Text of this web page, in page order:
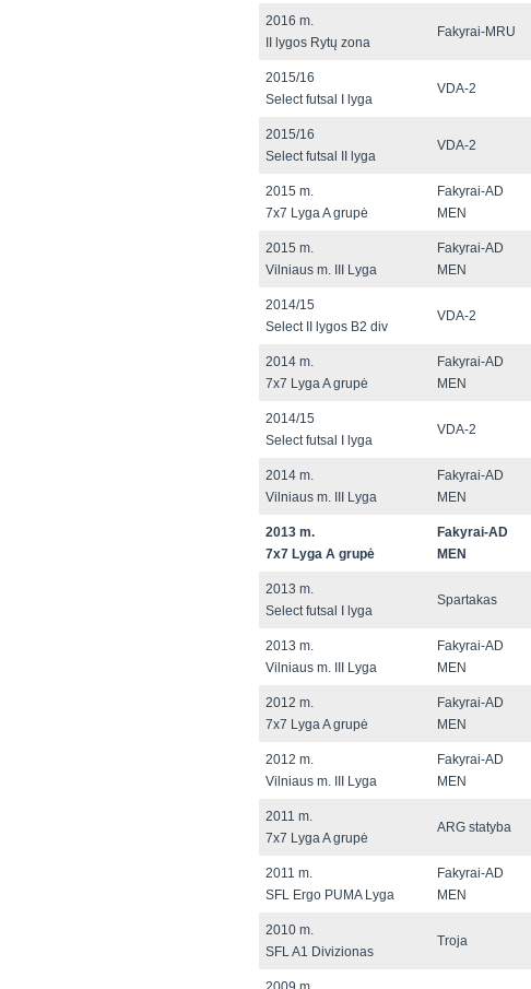
2016 m.
II lygos Rytų zona
Fakyrai-MRU
2015/16
Select futsal I lyga
VDA-2
2015/16
Select futsal II lyga
VDA-2
2015 m.
7x7 Lyga A grupė
Fakyrai-AD
MEN
2015 m.
Vilniaus m. III Lyga
Fakyrai-AD
MEN
2014/15
Select II lygos B2 div
VDA-2
2014 m.
7x7 Lyga A grupė
Fakyrai-AD
MEN
2014/15
Select futsal I lyga
VDA-2
2014 m.
Vilniaus m. III Lyga
Fakyrai-AD
MEN
2013 m.
7x7 Lyga A grupė
Fakyrai-AD
MEN
2013 m.
Select futsal I lyga
Spartakas
2013 m.
Vilniaus m. III Lyga
Fakyrai-AD
MEN
2012 m.
7x7 Lyga A grupė
Fakyrai-AD
MEN
2012 m.
Vilniaus m. III Lyga
Fakyrai-AD
MEN
2011 m.
7x7 Lyga A grupė
ARG statyba
2011 m.
SFL Ergo PUMA Lyga
Fakyrai-AD
MEN
2010 m.
SFL A1 Divizionas
Troja